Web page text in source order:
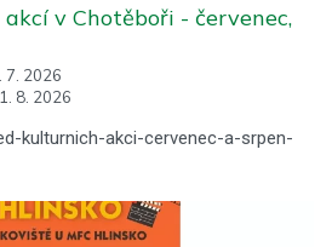
7. 2026
8. 2026
v Chotěboři - červenec,
kulturnich-akci-cervenec-a-srpen-